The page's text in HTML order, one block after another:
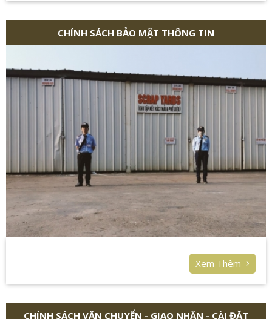
CHÍNH SÁCH BẢO MẬT THÔNG TIN
Xem Thêm
CHÍNH SÁCH VẬN CHUYỂN - GIAO NHẬN - CÀI ĐẶT